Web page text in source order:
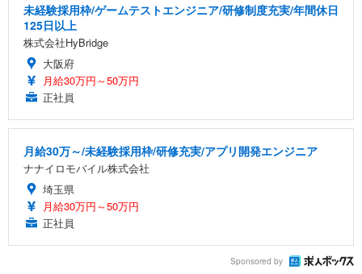
未経験採用枠/ゲームテストエンジニア/研修制度充実/年間休日
125日以上
株式会社HyBridge
大阪府
月給30万円～50万円
正社員
月給30万～/未経験採用枠/研修充実/アプリ開発エンジニア
ナナイロモバイル株式会社
埼玉県
月給30万円～50万円
正社員
Sponsored by